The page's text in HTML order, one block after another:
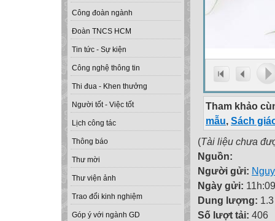
Công đoàn ngành
Đoàn TNCS HCM
Tin tức - Sự kiện
Công nghệ thông tin
Thi đua - Khen thưởng
Người tốt - Việc tốt
Lịch công tác
Thông báo
Thư mời
Thư viện ảnh
Trao đổi kinh nghiệm
Góp ý với ngành GD
Tham khảo
mẫu, Sách
(Tài liệu chưa
Nguồn:
Người gửi:
Ngày gửi:
Dung lượng:
Số lượt tải: 406